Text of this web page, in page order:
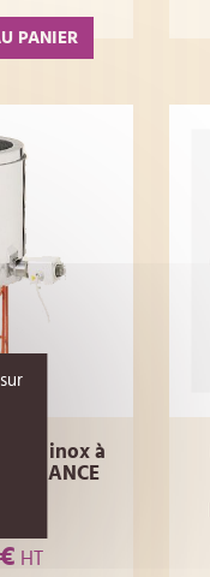
PANIER
cire inox à
HT